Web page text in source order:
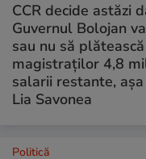
CCR decide astăzi
Guvernul Bolojan
sau nu să plătească
magistraților 4,8
salarii restante,
Lia Savonea
Politică